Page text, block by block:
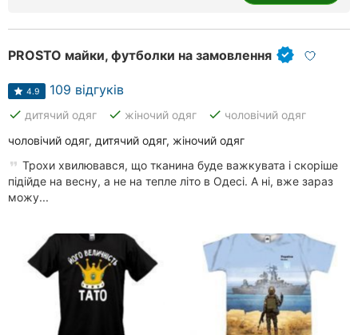
PROSTO майки, футболки на замовлення
4.9 109 відгуків
done дитячий одяг done жіночий одяг done чоловічий одяг
чоловічий одяг, дитячий одяг, жіночий одяг
Трохи хвилювався, що тканина буде важкувата і скоріше
підійде на весну, а не на тепле літо в Одесі. А ні, вже зараз
можу...